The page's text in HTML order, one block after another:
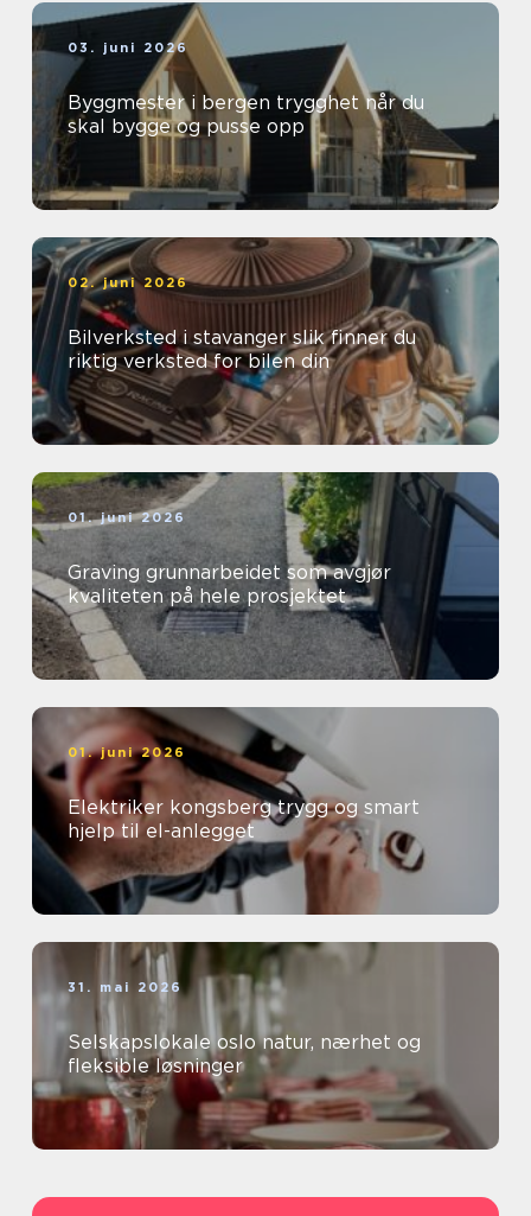
03. juni 2026
Byggmester i bergen trygghet når du
skal bygge og pusse opp
02. juni 2026
Bilverksted i stavanger slik finner du
riktig verksted for bilen din
01. juni 2026
Graving grunnarbeidet som avgjør
kvaliteten på hele prosjektet
01. juni 2026
Elektriker kongsberg trygg og smart
hjelp til el-anlegget
31. mai 2026
Selskapslokale oslo natur, nærhet og
fleksible løsninger